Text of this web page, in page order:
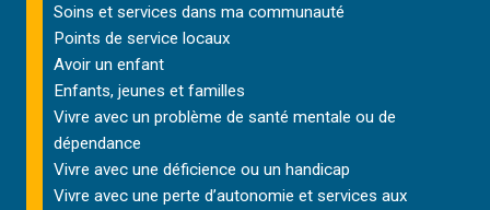
Soins et services dans ma communauté
Points de service locaux
Avoir un enfant
Enfants, jeunes et familles
Vivre avec un problème de santé mentale ou de
dépendance
Vivre avec une déficience ou un handicap
Vivre avec une perte d’autonomie et services aux